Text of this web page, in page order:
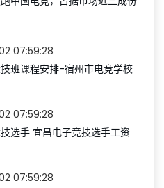
07:59:28
班课程安排-宿州市电竞学校
07:59:28
选手 宜昌电子竞技选手工资
07:59:28